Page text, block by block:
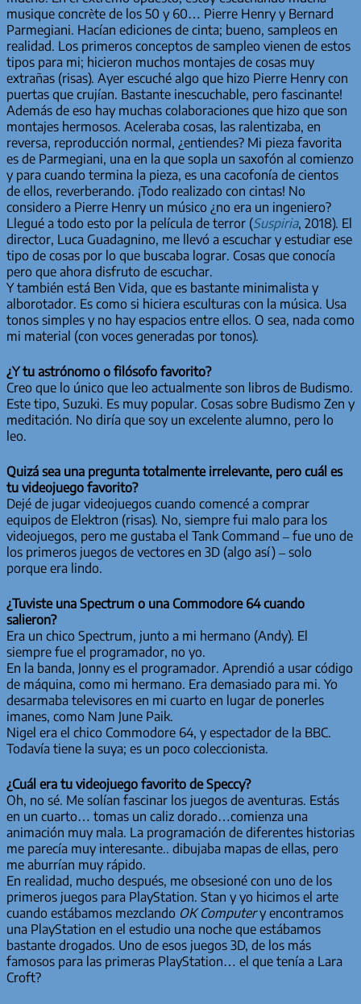
musique concrète de los 50 y 60… Pierre Henry y Bernard
Parmegiani. Hacían ediciones de cinta; bueno, sampleos en
realidad. Los primeros conceptos de sampleo vienen de estos
tipos para mi; hicieron muchos montajes de cosas muy
extrañas (risas). Ayer escuché algo que hizo Pierre Henry con
puertas que crujían. Bastante inescuchable, pero fascinante!
Además de eso hay muchas colaboraciones que hizo que son
montajes hermosos. Aceleraba cosas, las ralentizaba, en
reversa, reproducción normal, ¿entiendes? Mi pieza favorita
es de Parmegiani, una en la que sopla un saxofón al comienzo
y para cuando termina la pieza, es una cacofonía de cientos
de ellos, reverberando. ¡Todo realizado con cintas! No
considero a Pierre Henry un músico ¿no era un ingeniero?
Llegué a todo esto por la película de terror (Suspiria, 2018). El
director, Luca Guadagnino, me llevó a escuchar y estudiar ese
tipo de cosas por lo que buscaba lograr. Cosas que conocía
pero que ahora disfruto de escuchar.
Y también está Ben Vida, que es bastante minimalista y
alborotador. Es como si hiciera esculturas con la música. Usa
tonos simples y no hay espacios entre ellos. O sea, nada como
mi material (con voces generadas por tonos).
¿Y tu astrónomo o filósofo favorito?
Creo que lo único que leo actualmente son libros de Budismo.
Este tipo, Suzuki. Es muy popular. Cosas sobre Budismo Zen y
meditación. No diría que soy un excelente alumno, pero lo
leo.
Quizá sea una pregunta totalmente irrelevante, pero cuál es
tu videojuego favorito?
Dejé de jugar videojuegos cuando comencé a comprar
equipos de Elektron (risas). No, siempre fui malo para los
videojuegos, pero me gustaba el Tank Command – fue uno de
los primeros juegos de vectores en 3D (algo así) – solo
porque era lindo.
¿Tuviste una Spectrum o una Commodore 64 cuando
salieron?
Era un chico Spectrum, junto a mi hermano (Andy). El
siempre fue el programador, no yo.
En la banda, Jonny es el programador. Aprendió a usar código
de máquina, como mi hermano. Era demasiado para mi. Yo
desarmaba televisores en mi cuarto en lugar de ponerles
imanes, como Nam June Paik.
Nigel era el chico Commodore 64, y espectador de la BBC.
Todavía tiene la suya; es un poco coleccionista.
¿Cuál era tu videojuego favorito de Speccy?
Oh, no sé. Me solían fascinar los juegos de aventuras. Estás
en un cuarto… tomas un caliz dorado…comienza una
animación muy mala. La programación de diferentes historias
me parecía muy interesante.. dibujaba mapas de ellas, pero
me aburrían muy rápido.
En realidad, mucho después, me obsesioné con uno de los
primeros juegos para PlayStation. Stan y yo hicimos el arte
cuando estábamos mezclando OK Computery encontramos
una PlayStation en el estudio una noche que estábamos
bastante drogados. Uno de esos juegos 3D, de los más
famosos para las primeras PlayStation… el que tenía a Lara
Croft?